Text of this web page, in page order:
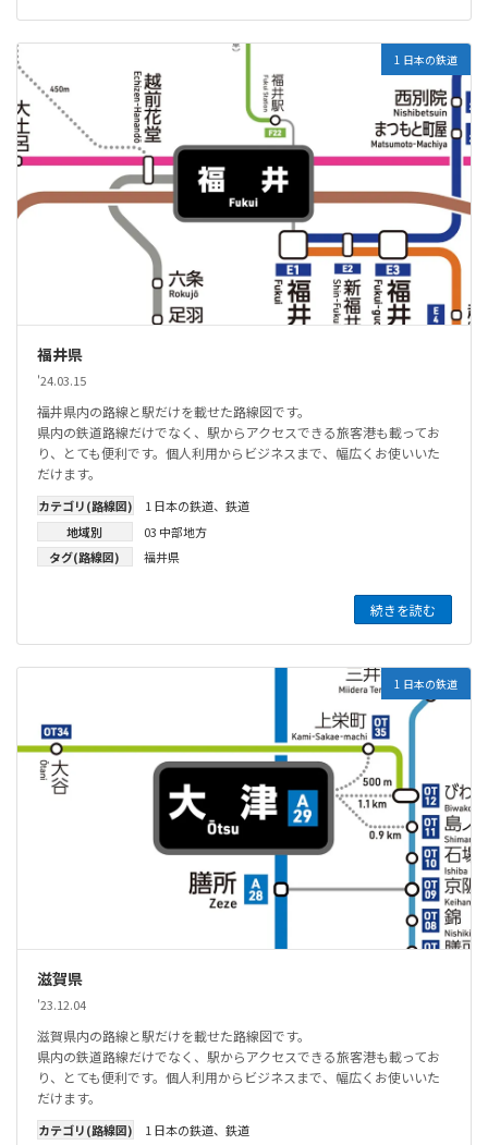
1 日本の鉄道
福井県
'24.03.15
福井県内の路線と駅だけを載せた路線図です。
県内の鉄道路線だけでなく、駅からアクセスできる旅客港も載ってお
り、とても便利です。個人利用からビジネスまで、幅広くお使いいた
だけます。
カテゴリ(路線図) 1 日本の鉄道、 鉄道
地域別
03 中部地方
タグ(路線図)
福井県
続きを読む
1 日本の鉄道
滋賀県
'23.12.04
滋賀県内の路線と駅だけを載せた路線図です。
県内の鉄道路線だけでなく、駅からアクセスできる旅客港も載ってお
り、とても便利です。個人利用からビジネスまで、幅広くお使いいた
だけます。
カテゴリ(路線図) 1 日本の鉄道、 鉄道